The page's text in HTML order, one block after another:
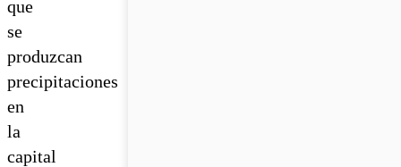
que
se
produzcan
precipitaciones
en
la
capital